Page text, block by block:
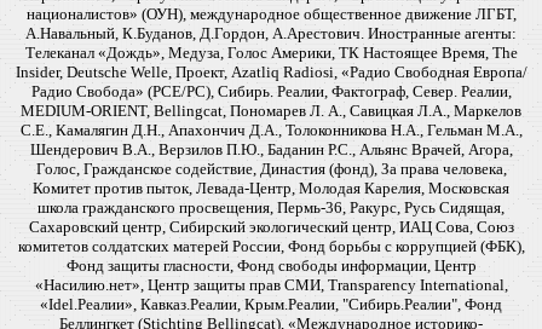
националистов» (ОУН), международное общественное движение ЛГБТ,
А.Навальный, К.Буданов, Д.Гордон, А.Арестович. Иностранные агенты:
Телеканал «Дождь», Медуза, Голос Америки, ТК Настоящее Время, The
Insider, Deutsche Welle, Проект, Azatliq Radiosi, «Радио Свободная Европа/
Радио Свобода» (PCE/PC), Сибирь. Реалии, Фактограф, Север. Реалии,
MEDIUM-ORIENT, Bellingcat, Пономарев Л. А., Савицкая Л.А., Маркелов
С.Е., Камалягин Д.Н., Апахончич Д.А., Толоконникова Н.А., Гельман М.А.,
Шендерович В.А., Верзилов П.Ю., Баданин Р.С., Альянс Врачей, Агора,
Голос, Гражданское содействие, Династия (фонд), За права человека,
Комитет против пыток, Левада-Центр, Молодая Карелия, Московская
школа гражданского просвещения, Пермь-36, Ракурс, Русь Сидящая,
Сахаровский центр, Сибирский экологический центр, ИАЦ Сова, Союз
комитетов солдатских матерей России, Фонд борьбы с коррупцией (ФБК),
Фонд защиты гласности, Фонд свободы информации, Центр
«Насилию.нет», Центр защиты прав СМИ, Transparency International,
«Idel.Реалии», Кавказ.Реалии, Крым.Реалии, "Сибирь.Реалии", Фонд
Беллингкет (Stichting Bellingcat), «Международное историко-